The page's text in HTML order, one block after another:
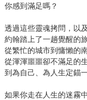
你感到滿足嗎？
透過這些靈魂拷問，以
約翰踏上了一趟覺醒的
從繁忙的城市到慵懶的
從渾渾噩噩卻不滿足的
到為自己、為人生定
如果你走在人生的迷霧